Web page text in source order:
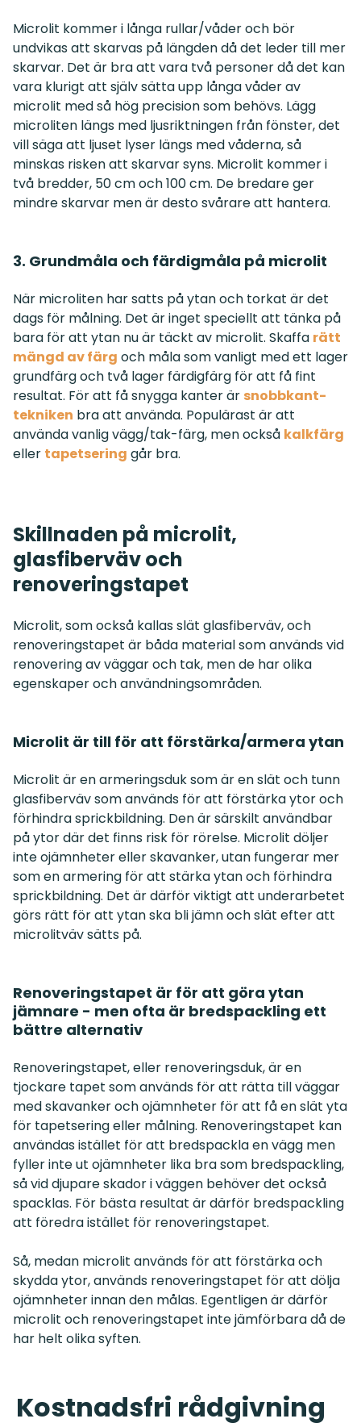
Microlit kommer i långa rullar/våder och bör
undvikas att skarvas på längden då det leder till mer
skarvar. Det är bra att vara två personer då det kan
vara klurigt att själv sätta upp långa våder av
microlit med så hög precision som behövs. Lägg
microliten längs med ljusriktningen från fönster, det
vill säga att ljuset lyser längs med våderna, så
minskas risken att skarvar syns. Microlit kommer i
två bredder, 50 cm och 100 cm. De bredare ger
mindre skarvar men är desto svårare att hantera.
3. Grundmåla och färdigmåla på microlit
När microliten har satts på ytan och torkat är det
dags för målning. Det är inget speciellt att tänka på
bara för att ytan nu är täckt av microlit. Skaffa rätt
mängd av färg och måla som vanligt med ett lager
grundfärg och två lager färdigfärg för att få fint
resultat. För att få snygga kanter är snobbkant-
tekniken bra att använda. Populärast är att
använda vanlig vägg/tak-färg, men också kalkfärg
eller tapetsering går bra.
Skillnaden på microlit,
glasfiberväv och
renoveringstapet
Microlit, som också kallas slät glasfiberväv, och
renoveringstapet är båda material som används vid
renovering av väggar och tak, men de har olika
egenskaper och användningsområden.
Microlit är till för att förstärka/armera ytan
Microlit är en armeringsduk som är en slät och tunn
glasfiberväv som används för att förstärka ytor och
förhindra sprickbildning. Den är särskilt användbar
på ytor där det finns risk för rörelse. Microlit döljer
inte ojämnheter eller skavanker, utan fungerar mer
som en armering för att stärka ytan och förhindra
sprickbildning. Det är därför viktigt att underarbetet
görs rätt för att ytan ska bli jämn och slät efter att
microlitväv sätts på.
Renoveringstapet är för att göra ytan
jämnare - men ofta är bredspackling ett
bättre alternativ
Renoveringstapet, eller renoveringsduk, är en
tjockare tapet som används för att rätta till väggar
med skavanker och ojämnheter för att få en slät yta
för tapetsering eller målning. Renoveringstapet kan
användas istället för att bredspackla en vägg men
fyller inte ut ojämnheter lika bra som bredspackling,
så vid djupare skador i väggen behöver det också
spacklas. För bästa resultat är därför bredspackling
att föredra istället för renoveringstapet.
Så, medan microlit används för att förstärka och
skydda ytor, används renoveringstapet för att dölja
ojämnheter innan den målas. Egentligen är därför
microlit och renoveringstapet inte jämförbara då de
har helt olika syften.
Kostnadsfri rådgivning